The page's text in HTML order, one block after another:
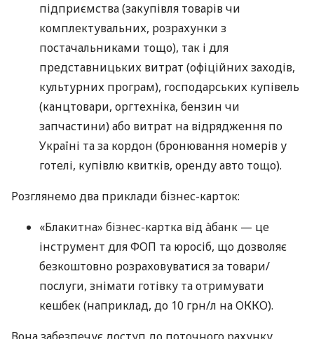
підприємства (закупівля товарів чи
комплектувальних, розрахунки з
постачальниками тощо), так і для
представницьких витрат (офіційних заходів,
культурних програм), господарських купівель
(канцтовари, оргтехніка, бензин чи
запчастини) або витрат на відрядження по
Україні та за кордон (бронювання номерів у
готелі, купівлю квитків, оренду авто тощо).
Розглянемо два приклади бізнес-карток:
«Блакитна» бізнес-картка від àбанк — це
інструмент для ФОП та юросіб, що дозволяє
безкоштовно розраховуватися за товари/
послуги, знімати готівку та отримувати
кешбек (наприклад, до 10 грн/л на ОККО).